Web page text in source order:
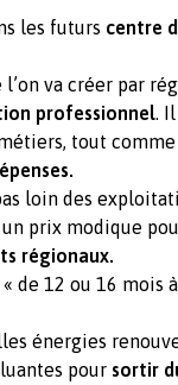
les futurs centre
l’on va créer par
professionnel.
tout
loin des
un prix modique
régionaux.
de 12 ou 16 mois
énergies
pour sortir